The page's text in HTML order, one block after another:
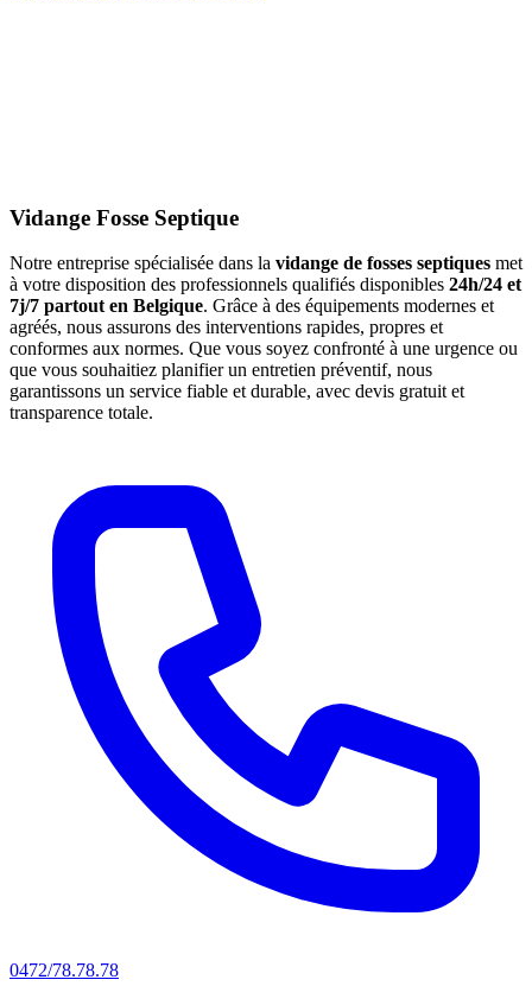
Vidange Fosse Septique
Notre entreprise spécialisée dans la vidange de fosses septiques met
à votre disposition des professionnels qualifiés disponibles 24h/24 et
7j/7 partout en Belgique. Grâce à des équipements modernes et
agréés, nous assurons des interventions rapides, propres et
conformes aux normes. Que vous soyez confronté à une urgence ou
que vous souhaitiez planifier un entretien préventif, nous
garantissons un service fiable et durable, avec devis gratuit et
transparence totale.
0472/78.78.78